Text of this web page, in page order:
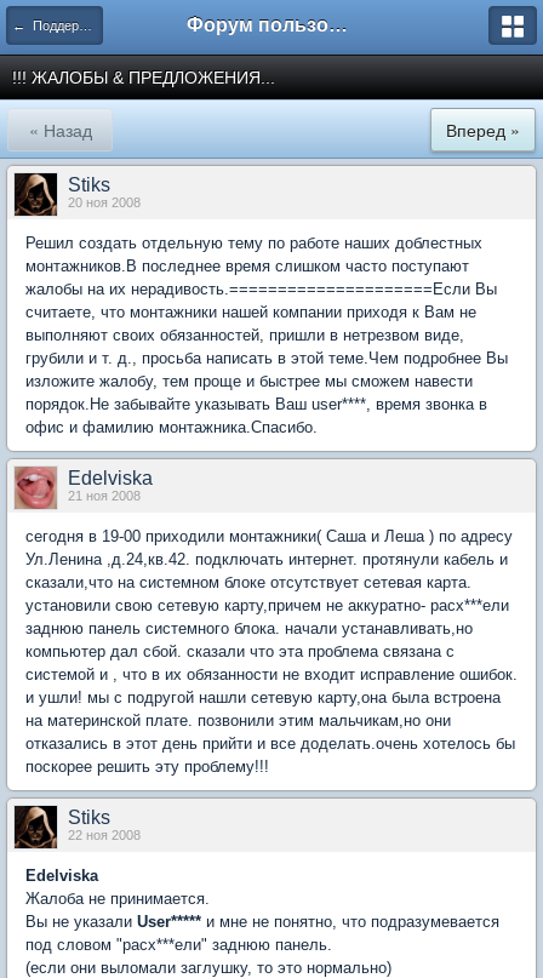
← Поддержка Форум пользователей ООО "Климовская сеть"
!!! ЖАЛОБЫ & ПРЕДЛОЖЕНИЯ...
« Назад Вперед »
Stiks
20 ноя 2008
Решил создать отдельную тему по работе наших доблестных
монтажников.В последнее время слишком часто поступают
жалобы на их нерадивость.=====================Если Вы
считаете, что монтажники нашей компании приходя к Вам не
выполняют своих обязанностей, пришли в нетрезвом виде,
грубили и т. д., просьба написать в этой теме.Чем подробнее Вы
изложите жалобу, тем проще и быстрее мы сможем навести
порядок.Не забывайте указывать Ваш user****, время звонка в
офис и фамилию монтажника.Спасибо.
Edelviska
21 ноя 2008
сегодня в 19-00 приходили монтажники( Саша и Леша ) по адресу
Ул.Ленина ,д.24,кв.42. подключать интернет. протянули кабель и
сказали,что на системном блоке отсутствует сетевая карта.
установили свою сетевую карту,причем не аккуратно- расх***ели
заднюю панель системного блока. начали устанавливать,но
компьютер дал сбой. сказали что эта проблема связана с
системой и , что в их обязанности не входит исправление ошибок.
и ушли! мы с подругой нашли сетевую карту,она была встроена
на материнской плате. позвонили этим мальчикам,но они
отказались в этот день прийти и все доделать.очень хотелось бы
поскорее решить эту проблему!!!
Stiks
22 ноя 2008
Edelviska
Жалоба не принимается.
Вы не указали User***** и мне не понятно, что подразумевается
под словом "расх***ели" заднюю панель.
(если они выломали заглушку, то это нормально)